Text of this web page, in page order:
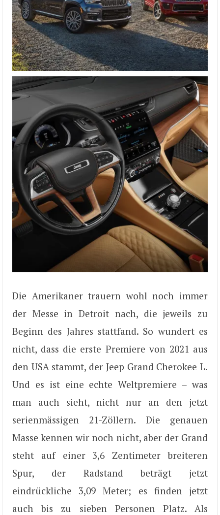
Die Amerikaner trauern wohl noch immer
der Messe in Detroit nach, die jeweils zu
Beginn des Jahres stattfand. So wundert es
nicht, dass die erste Premiere von 2021 aus
den USA stammt, der Jeep Grand Cherokee L.
Und es ist eine echte Weltpremiere – was
man auch sieht, nicht nur an den jetzt
serienmässigen 21-Zöllern. Die genauen
Masse kennen wir noch nicht, aber der Grand
steht auf einer 3,6 Zentimeter breiteren
Spur, der Radstand beträgt jetzt
eindrückliche 3,09 Meter; es finden jetzt
auch bis zu sieben Personen Platz. Als